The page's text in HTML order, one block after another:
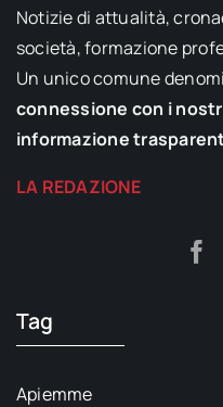
Notizie di attualità,
società, formazione
Un unico comune
connessione con i
informazione
LA REDAZIONE
Tag
Apiemme